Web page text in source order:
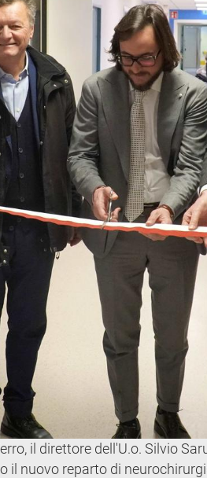
il direttore dell'U.o. Silvio
il nuovo reparto di